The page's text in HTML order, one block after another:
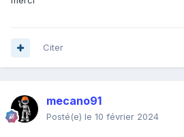
Citer
mecano91
Posté(e) le 10 février 2024